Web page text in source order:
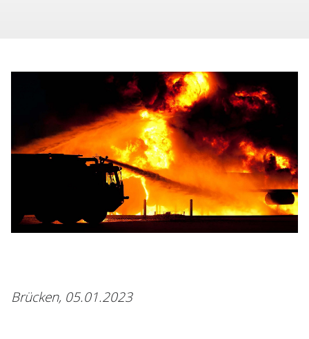
Brücken, 05.01.2023